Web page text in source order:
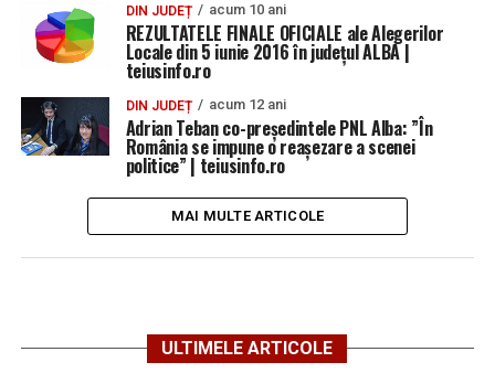
DIN JUDEȚ acum 10 ani
REZULTATELE FINALE OFICIALE ale Alegerilor
Locale din 5 iunie 2016 în județul ALBA |
teiusinfo.ro
DIN JUDEȚ acum 12 ani
Adrian Teban co-președintele PNL Alba: ”În
România se impune o reașezare a scenei
politice” | teiusinfo.ro
MAI MULTE ARTICOLE
ULTIMELE ARTICOLE